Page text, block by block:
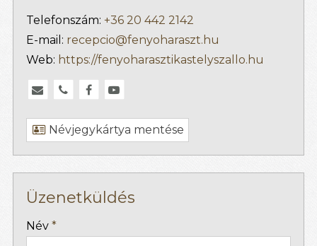
Telefonszám: +36 20 442 2142
E-mail: recepcio@fenyoharaszt.hu
Web: https://fenyoharasztikastelyszallo.hu
Névjegykártya mentése
Üzenetküldés
Név *